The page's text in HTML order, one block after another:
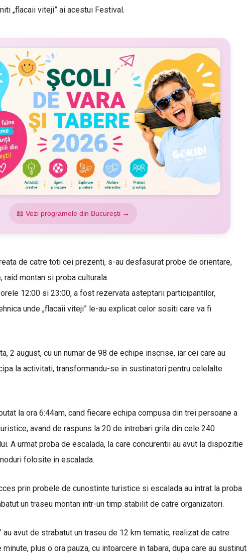
„flacaii viteji” ai acestui Festival.
📖 Vezi programele din București →
de catre toti cei prezenti, s-au desfasurat probe de orientare,
montan si proba culturala.
12:00 si 23:00, a fost rezervata asteptarii participantilor,
unde „flacaii viteji” le-au explicat celor sositi care va fi
2 august, cu un numar de 98 de echipe inscrise, iar cei care au
la activitati, transformandu-se in sustinatori pentru celelalte
la ora 6:44am, cand fiecare echipa compusa din trei persoane a
avand de raspuns la 20 de intrebari grila din cele 240
A urmat proba de escalada, la care concurentii au avut la dispozitie
folosite in escalada.
prin probele de cunostinte turistice si escalada au intrat la proba
un traseu montan intr-un timp stabilit de catre organizatori.
au avut de strabatut un traseu de 12 km tematic, realizat de catre
plus o ora pauza, cu intoarcere in tabara, dupa care au sustinut